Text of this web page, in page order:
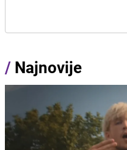
/ Najnovije